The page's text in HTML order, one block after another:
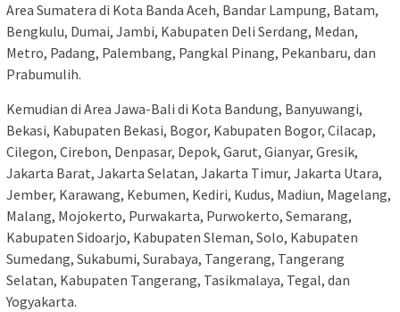
Area Sumatera di Kota Banda Aceh, Bandar Lampung, Batam,
Bengkulu, Dumai, Jambi, Kabupaten Deli Serdang, Medan,
Metro, Padang, Palembang, Pangkal Pinang, Pekanbaru, dan
Prabumulih.
Kemudian di Area Jawa-Bali di Kota Bandung, Banyuwangi,
Bekasi, Kabupaten Bekasi, Bogor, Kabupaten Bogor, Cilacap,
Cilegon, Cirebon, Denpasar, Depok, Garut, Gianyar, Gresik,
Jakarta Barat, Jakarta Selatan, Jakarta Timur, Jakarta Utara,
Jember, Karawang, Kebumen, Kediri, Kudus, Madiun, Magelang,
Malang, Mojokerto, Purwakarta, Purwokerto, Semarang,
Kabupaten Sidoarjo, Kabupaten Sleman, Solo, Kabupaten
Sumedang, Sukabumi, Surabaya, Tangerang, Tangerang
Selatan, Kabupaten Tangerang, Tasikmalaya, Tegal, dan
Yogyakarta.